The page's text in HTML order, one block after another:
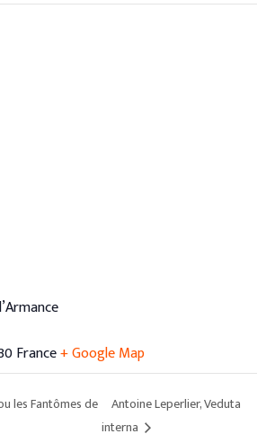
France+ Google Map
les Fantômes de
Antoine Leperlier, Veduta
interna